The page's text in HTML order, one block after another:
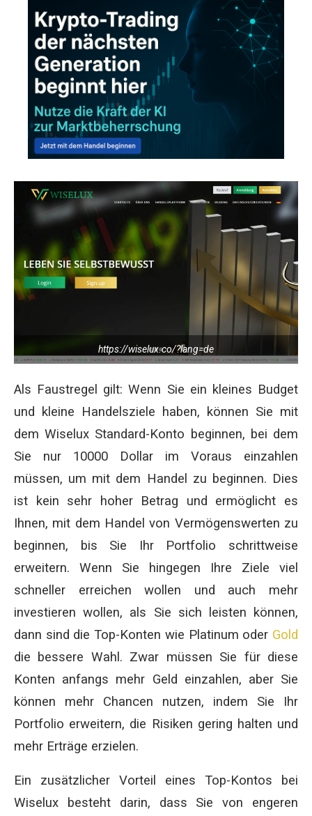
https://wiselux.co/?lang=de
Als Faustregel gilt: Wenn Sie ein kleines Budget
und kleine Handelsziele haben, können Sie mit
dem Wiselux Standard-Konto beginnen, bei dem
Sie nur 10000 Dollar im Voraus einzahlen
müssen, um mit dem Handel zu beginnen. Dies
ist kein sehr hoher Betrag und ermöglicht es
Ihnen, mit dem Handel von Vermögenswerten zu
beginnen, bis Sie Ihr Portfolio schrittweise
erweitern. Wenn Sie hingegen Ihre Ziele viel
schneller erreichen wollen und auch mehr
investieren wollen, als Sie sich leisten können,
dann sind die Top-Konten wie Platinum oder Gold
die bessere Wahl. Zwar müssen Sie für diese
Konten anfangs mehr Geld einzahlen, aber Sie
können mehr Chancen nutzen, indem Sie Ihr
Portfolio erweitern, die Risiken gering halten und
mehr Erträge erzielen.
Ein zusätzlicher Vorteil eines Top-Kontos bei
Wiselux besteht darin, dass Sie von engeren